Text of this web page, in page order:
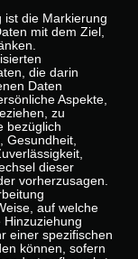
die Markierung
mit dem Ziel,
die darin
Daten
Aspekte,
zu
bezüglich
Gesundheit,
dieser
vorherzusagen.
auf welche
einer spezifischen
können, sofern